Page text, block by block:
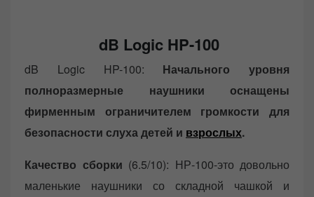
dB Logic HP-100
dB Logic HP-100: Начального уровня
полноразмерные наушники оснащены
фирменным ограничителем громкости для
безопасности слуха детей и взрослых.
Качество сборки (6.5/10): НР-100-это довольно
маленькие наушники со складной чашкой и